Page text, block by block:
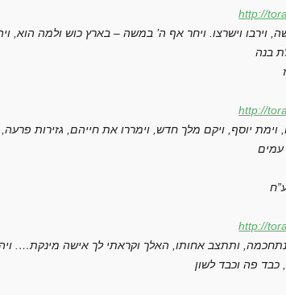
http://
http://
http://